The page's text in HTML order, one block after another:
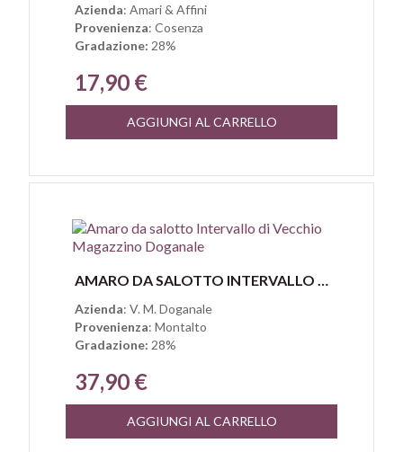
Azienda: Amari & Affini
Provenienza: Cosenza
Gradazione: 28%
17,90 €
AGGIUNGI AL CARRELLO
Anteprima AMARO DA SALOTTO INTERVALLO DI VECCHIO MAGAZZINO DOGANALE
Azienda: V. M. Doganale
Provenienza: Montalto
Gradazione: 28%
37,90 €
AGGIUNGI AL CARRELLO